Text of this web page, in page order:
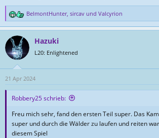
R
e
k
t
o
n
BelmontHunter, sircav und Valcyrion
Hazuki
L20: Enlightened
21 Apr 2024
Robbery25 schrieb:
Freu mich sehr, fand den ersten Teil super. Das
super und durch die Wälder zu laufen und reiten
diesem Spiel